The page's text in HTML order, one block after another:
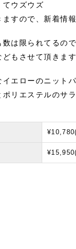
てウズウズ
すので、新着情
は限られてるの
もさせて頂きます
エローのニットパ
リエステルのサ